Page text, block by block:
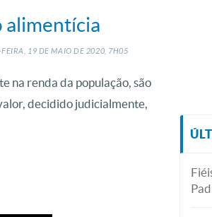
alimentícia
19DEMAIO DE 2020, 7H05
na renda da população, são
decidido judicialmente,